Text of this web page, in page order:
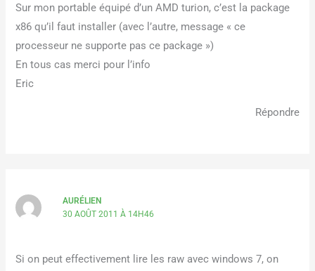
Sur mon portable équipé d’un AMD turion, c’est la package
x86 qu’il faut installer (avec l’autre, message « ce
processeur ne supporte pas ce package »)
En tous cas merci pour l’info
Eric
Répondre
AURÉLIEN
30 AOÛT 2011 À 14H46
Si on peut effectivement lire les raw avec windows 7, on